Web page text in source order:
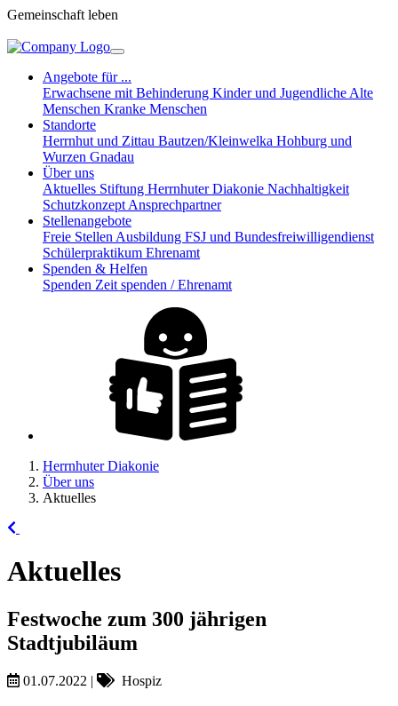
Gemeinschaft leben
Angebote für ...
Erwachsene mit Behinderung Kinder und Jugendliche Alte
Menschen Kranke Menschen
Standorte
Herrnhut und Zittau Bautzen/Kleinwelka Hohburg und
Wurzen Gnadau
Über uns
Aktuelles Stiftung Herrnhuter Diakonie Nachhaltigkeit
Schutzkonzept Ansprechpartner
Stellenangebote
Freie Stellen Ausbildung FSJ und Bundesfreiwilligendienst
Schülerpraktikum Ehrenamt
Spenden & Helfen
Spenden Zeit spenden / Ehrenamt
Herrnhuter Diakonie
Über uns
Aktuelles
Aktuelles
Festwoche zum 300 jährigen
Stadtjubiläum
01.07.2022 | Hospiz